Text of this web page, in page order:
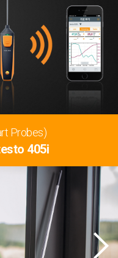
Probes)
405i